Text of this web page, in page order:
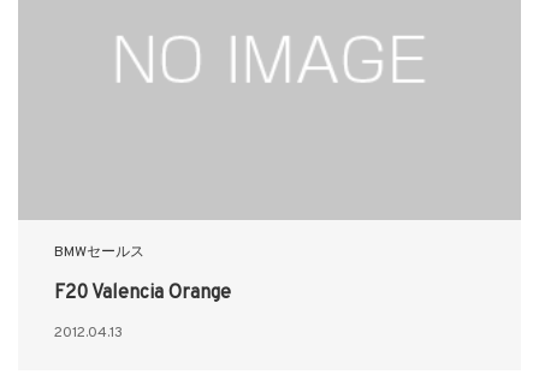
BMWセールス
F20 Valencia Orange
2012.04.13